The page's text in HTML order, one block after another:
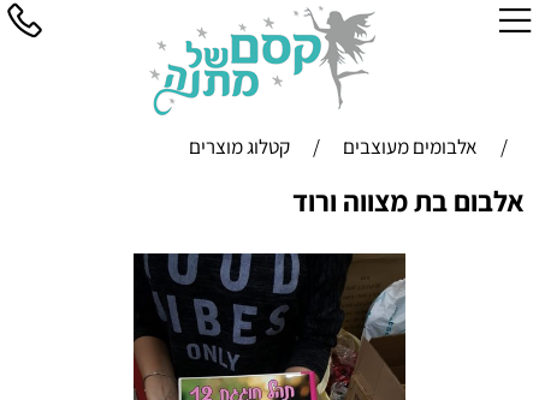
/ אלבומים מעוצבים / קטלוג מוצרים
אלבום בת מצווה ורוד